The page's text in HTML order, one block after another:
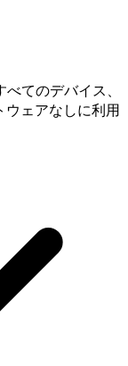
てのデバイス、
ウェアなしに利用